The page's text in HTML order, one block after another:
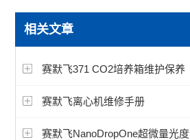
赛默飞PowerFlex梯度PCR
赛默飞超微量分光光度计
洁净工作台
宏石实时荧光定量PCR
相关文章
赛默飞371 CO2培养箱维护保养
赛默飞离心机维修手册
赛默飞NanoDropOne超微量光度计与